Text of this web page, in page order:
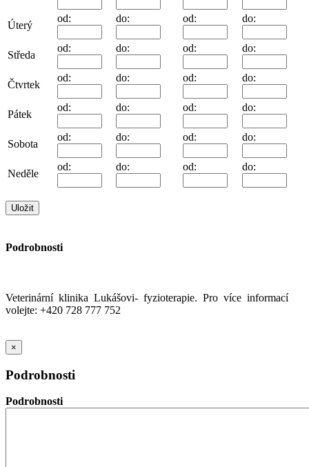
Úterý
od: do: od: do:
Středa
od: do: od: do:
Čtvrtek
od: do: od: do:
Pátek
od: do: od: do:
Sobota
od: do: od: do:
Neděle
od: do: od: do:
Podrobnosti
Veterinární klinika Lukášovi- fyzioterapie. Pro více informací
volejte: +420 728 777 752
×
Podrobnosti
Podrobnosti